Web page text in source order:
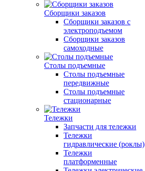
Сборщики заказов
Сборщики заказов с
электроподъемом
Сборщики заказов
самоходные
Столы подъемные
Столы подъемные
передвижные
Столы подъемные
стационарные
Тележки
Запчасти для тележки
Тележки
гидравлические (роклы)
Тележки
платформенные